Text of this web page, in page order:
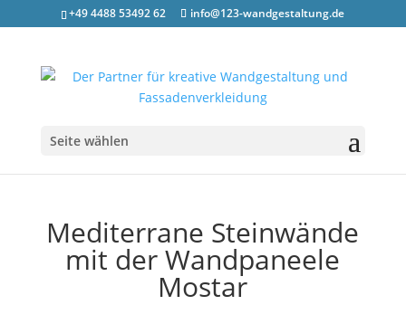
+49 4488 53492 62 info@123-wandgestaltung.de
Seite wählen
Mediterrane Steinwände
mit der Wandpaneele
Mostar